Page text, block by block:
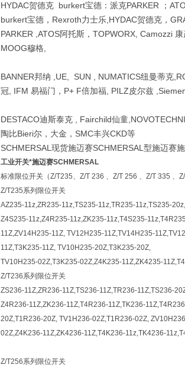
HYDAC贺德克 burkert宝德：派克PARKER ；
burkert宝德，Rexroth力士乐,HYDAC贺德克，
PARKER ,ATOS阿托斯，TOPWORX, Camozzi
MOOG穆格,
BANNER邦纳 ,UE, SUN , NUMATICS纽曼蒂克
冠, IFM 易福门，P+ F倍加福, PILZ皮尔兹
DESTACO迪斯泰克 , Fairchild仙童
陶比Bieri尔，大金，SMC丰兴CKD等
SCHMERSAL现货施迈赛SCHMERSAL型施迈赛
工业开关*施迈赛SCHMERSAL
标准限位开关（Z/T235、Z/T 236 、Z/T 256 、Z/T 335 、
Z/T235系列限位开关
AZ235-11z,ZR235-11z,TS235-11z,TR235-11z,TS235-
Z4S235-11z,Z4R235-11z,ZK235-11z,T4S235-
11Z,ZV14H235-11Z, TV12H235-11Z,TV14H235-
11Z,T3K235-11Z, TV10H235-20Z,T3K235-20Z,
TV10H235-02Z,T3K235-02Z,Z4K235-11Z,ZK4235-
Z/T236系列限位开关
ZS236-11Z,ZR236-11Z,TS236-11Z,TR236-11Z,TS236-
Z4R236-11Z,ZK236-11Z,T4R236-11Z,TK236-
20Z,T1R236-20Z, TV1H236-02Z,T1R236-02Z,
02Z,Z4K236-11Z,ZK4236-11Z,T4K236-11z,TK4236-
Z/T256系列限位开关